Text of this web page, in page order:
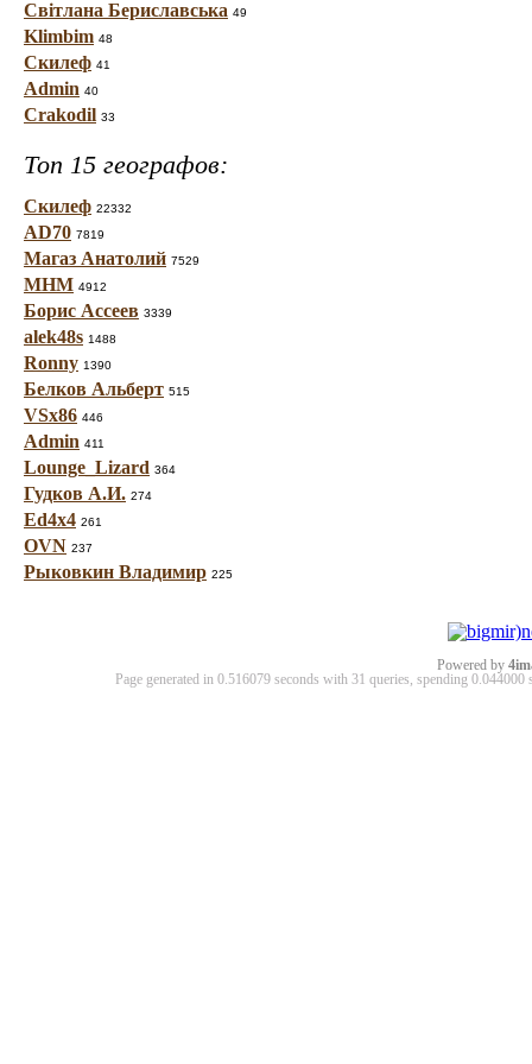
Світлана Бериславська 49
Klimbim 48
Скилеф 41
Admin 40
Crakodil 33
Топ 15 географов:
Скилеф 22332
AD70 7819
Магаз Анатолий 7529
МНМ 4912
Борис Ассеев 3339
alek48s 1488
Ronny 1390
Белков Альберт 515
VSx86 446
Admin 411
Lounge_Lizard 364
Гудков А.И. 274
Ed4x4 261
OVN 237
Рыковкин Владимир 225
Powered by
Page generated in 0.516079 seconds with 31 queries, spending